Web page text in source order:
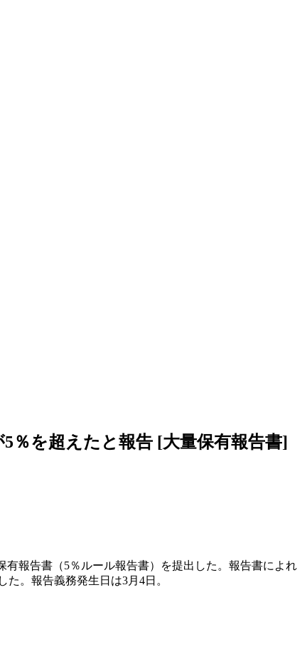
％を超えたと報告 [大量保有報告書]
有報告書（5％ルール報告書）を提出した。報告書によれ
。報告義務発生日は3月4日。